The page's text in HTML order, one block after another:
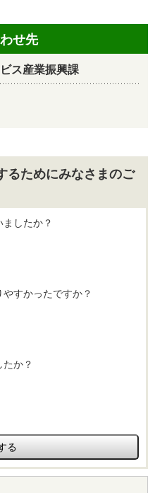
せ先
ス産業振興課
るためにみなさまのご
したか？
すかったですか？
か？